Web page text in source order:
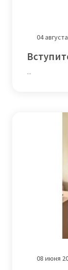
04
...
08 июня